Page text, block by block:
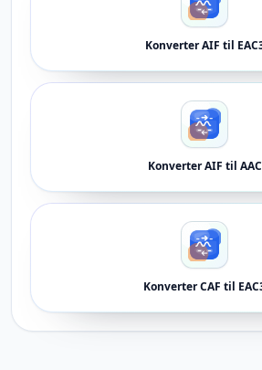
Konverter AIF til
Konverter AIF til AAC
Konverter CAF til